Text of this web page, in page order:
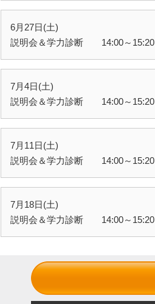
6月27日(土)
説明会＆学力診断 14:00～15:20
7月4日(土)
説明会＆学力診断 14:00～15:20
7月11日(土)
説明会＆学力診断 14:00～15:20
7月18日(土)
説明会＆学力診断 14:00～15:20